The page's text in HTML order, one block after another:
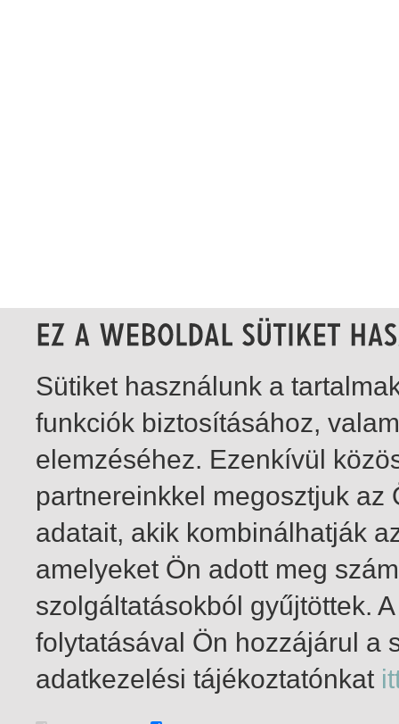
1-2 / összesen 2 találat
Sütiket használunk a
funkciók biztosításához,
elemzéséhez. Ezenkívül
partnereinkkel megosztjuk
adatait, akik kombinálhatják
amelyeket Ön adott meg
szolgáltatásokból gyűjtöttek.
folytatásával Ön hozzájárul a
adatkezelési tájékoztatónkat